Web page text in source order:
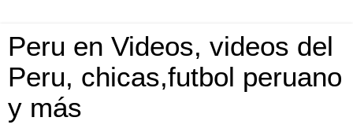
Peru en Videos, videos del
Peru, chicas,futbol peruano
y más